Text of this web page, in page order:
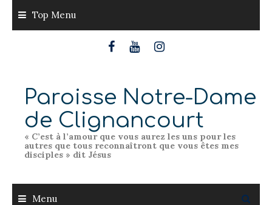
content
Top Menu
Paroisse Notre-Dame
de Clignancourt
« C’est à l’amour que vous aurez les uns pour les
autres que tous reconnaîtront que vous êtes mes
disciples » dit Jésus
Menu